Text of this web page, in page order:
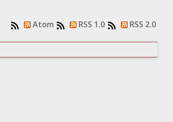
Atom RSS 1.0 RSS 2.0